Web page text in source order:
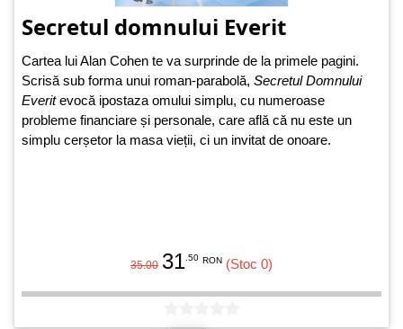
Secretul domnului Everit
Cartea lui Alan Cohen te va surprinde de la primele pagini.
Scrisă sub forma unui roman-parabolă, Secretul Domnului
Everitevocă ipostaza omului simplu, cu numeroase
probleme financiare și personale, care află că nu este un
simplu cerșetor la masa vieții, ci un invitat de onoare.
35.00 31 .50 RON (Stoc 0)